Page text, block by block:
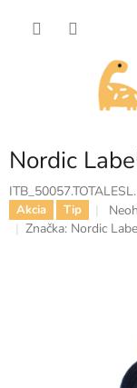
Nordic
Akcia Tip
Značka: Nordic